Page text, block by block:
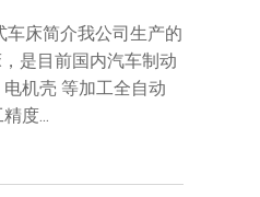
车床简介我公司生产的
是目前国内汽车制动
机壳 等加工全自动
度...